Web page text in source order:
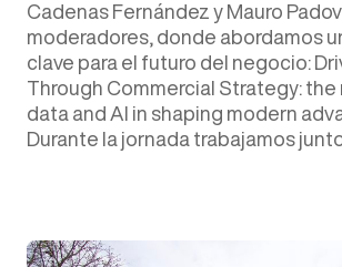
Cadenas Fernández y Mauro
moderadores, donde abordamos
clave para el futuro del negocio:
Through Commercial Strategy: the
data and AI in shaping modern
Durante la jornada trabajamos